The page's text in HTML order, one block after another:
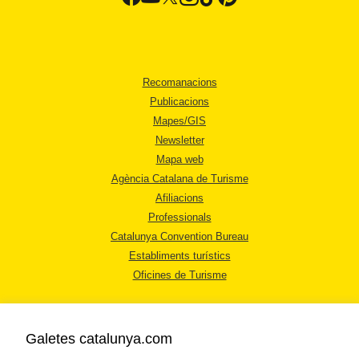
Recomanacions
Publicacions
Mapes/GIS
Newsletter
Mapa web
Agència Catalana de Turisme
Afiliacions
Professionals
Catalunya Convention Bureau
Establiments turístics
Oficines de Turisme
Galetes catalunya.com